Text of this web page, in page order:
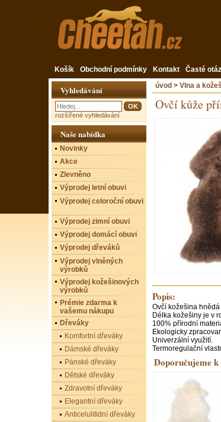
Košík Obchodní podmínky Kontakt Časté
úvod > Vlna a
Ovčí kůže
Popis:
Ovčí kožešina
Délka kožešiny je v
100% přírodní
Ekologicky
Univerzální využití.
Termoregulační
Doporučujeme
Vyhledávání
rozšířené vyhledávání
Naše nabídka
Novinky
Akce
Zlevněno
Výprodej letní obuvi
Výprodej celoroční obuvi
Výprodej zimní obuvi
Výprodej domácí obuvi
Výprodej dřeváků
Výprodej vlněných
výrobků
Výprodej kožešinových
výrobků
Prémie zdarma k
vašemu nákupu
Dřeváky
Komfortní dřeváky
Dámské dřeváky
Pánské dřeváky
Dětské dřeváky
Zdravotní dřeváky
Elegantní dřeváky
Anticelulitidní dřeváky